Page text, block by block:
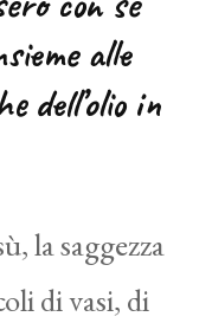
alle
dell’olio in
la saggezza
di vasi, di